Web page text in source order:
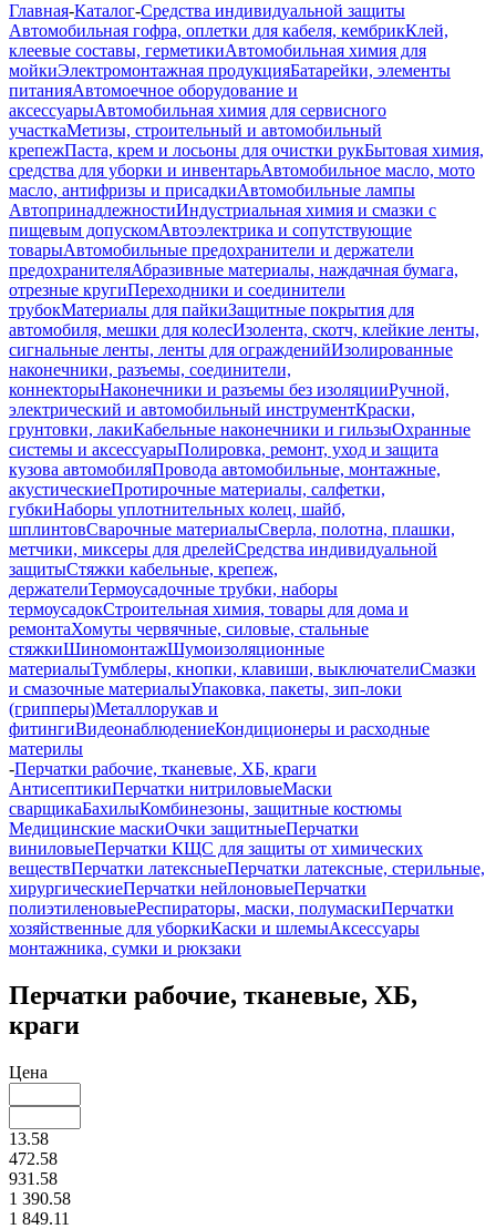
Главная-Каталог-Средства индивидуальной защиты
Автомобильная гофра, оплетки для кабеля, кембрикКлей,
клеевые составы, герметикиАвтомобильная химия для
мойкиЭлектромонтажная продукцияБатарейки, элементы
питанияАвтомоечное оборудование и
аксессуарыАвтомобильная химия для сервисного
участкаМетизы, строительный и автомобильный
крепежПаста, крем и лосьоны для очистки рукБытовая химия,
средства для уборки и инвентарьАвтомобильное масло, мото
масло, антифризы и присадкиАвтомобильные лампы
АвтопринадлежностиИндустриальная химия и смазки с
пищевым допускомАвтоэлектрика и сопутствующие
товарыАвтомобильные предохранители и держатели
предохранителяАбразивные материалы, наждачная бумага,
отрезные кругиПереходники и соединители
трубокМатериалы для пайкиЗащитные покрытия для
автомобиля, мешки для колесИзолента, скотч, клейкие ленты,
сигнальные ленты, ленты для огражденийИзолированные
наконечники, разъемы, соединители,
коннекторыНаконечники и разъемы без изоляцииРучной,
электрический и автомобильный инструментКраски,
грунтовки, лакиКабельные наконечники и гильзыОхранные
системы и аксессуарыПолировка, ремонт, уход и защита
кузова автомобиляПровода автомобильные, монтажные,
акустическиеПротирочные материалы, салфетки,
губкиНаборы уплотнительных колец, шайб,
шплинтовСварочные материалыСверла, полотна, плашки,
метчики, миксеры для дрелейСредства индивидуальной
защитыСтяжки кабельные, крепеж,
держателиТермоусадочные трубки, наборы
термоусадокСтроительная химия, товары для дома и
ремонтаХомуты червячные, силовые, стальные
стяжкиШиномонтажШумоизоляционные
материалыТумблеры, кнопки, клавиши, выключателиСмазки
и смазочные материалыУпаковка, пакеты, зип-локи
(грипперы)Металлорукав и
фитингиВидеонаблюдениеКондиционеры и расходные
материлы
-Перчатки рабочие, тканевые, ХБ, краги
АнтисептикиПерчатки нитриловыеМаски
сварщикаБахилыКомбинезоны, защитные костюмы
Медицинские маскиОчки защитныеПерчатки
виниловыеПерчатки КЩС для защиты от химических
веществПерчатки латексныеПерчатки латексные, стерильные,
хирургическиеПерчатки нейлоновыеПерчатки
полиэтиленовыеРеспираторы, маски, полумаскиПерчатки
хозяйственные для уборкиКаски и шлемыАксессуары
монтажника, сумки и рюкзаки
Перчатки рабочие, тканевые, ХБ,
краги
Цена
13.58
472.58
931.58
1 390.58
1 849.11